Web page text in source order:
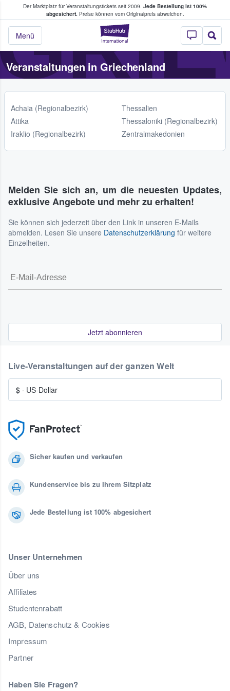
Der Marktplatz für Veranstaltungstickets seit 2009. Jede Bestellung ist 100%
abgesichert.Preise können vom Originalpreis abweichen.
StubHub - Wo
Menü
Tickets kaufen & verkaufen
Veranstaltungen in Griechenland
Achaia (Regionalbezirk)
Attika
Iraklio (Regionalbezirk)
Thessalien
Thessaloniki (Regionalbezirk)
Zentralmakedonien
Melden Sie sich an, um die neuesten Updates,
exklusive Angebote und mehr zu erhalten!
Sie können sich jederzeit über den Link in unseren E-Mails
abmelden. Lesen Sie unsere Datenschutzerklärung für weitere
Einzelheiten.
Jetzt abonnieren
Sicher kaufen und verkaufen
Kundenservice bis zu Ihrem Sitzplatz
Jede Bestellung ist 100% abgesichert
Unser Unternehmen
Über uns
Affiliates
Studentenrabatt
AGB, Datenschutz & Cookies
Impressum
Partner
Haben Sie Fragen?
Live-Veranstaltungen auf der ganzen Welt
$ · US-Dollar